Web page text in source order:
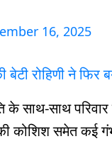
16, 2025
रोहिणी ने फिर
के साथ-साथ
कोशिश समेत कई